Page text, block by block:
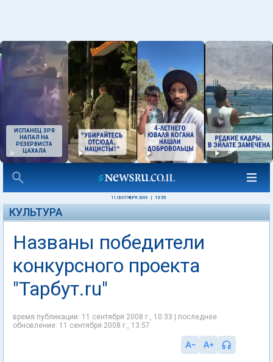
ИСПАНЕЦ ЗРЯ
НАПАЛ НА
РЕЗЕРВИСТА
ЦАХАЛА
11 СЕНТЯБРЯ 2008 13:55
КУЛЬТУРА
Названы победители
конкурсного проекта
"Тарбут.ru"
время публикации: 11 сентября 2008 г., 10:33 | последнее
обновление: 11 сентября 2008 г., 13:57